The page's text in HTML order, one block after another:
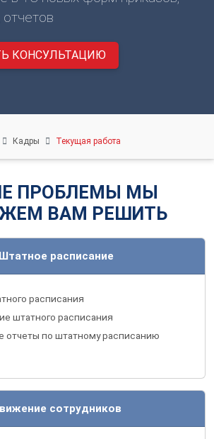
КОНСУЛЬТАЦИЮ
Кадры Текущая работа
ПРОБЛЕМЫ МЫ
ВАМ РЕШИТЬ
Штатное расписание
расписания
штатного расписания
отчеты по штатному расписанию
сотрудников